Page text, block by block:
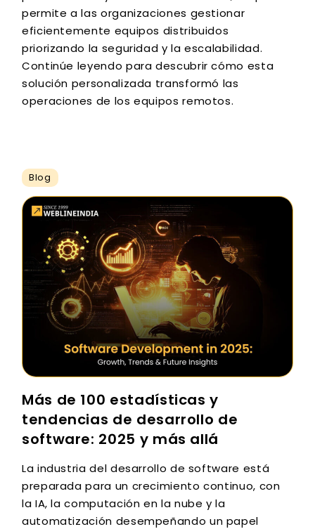
permite a las organizaciones gestionar
eficientemente equipos distribuidos
priorizando la seguridad y la escalabilidad.
Continúe leyendo para descubrir cómo esta
solución personalizada transformó las
operaciones de los equipos remotos.
Blog
Más de 100 estadísticas y
tendencias de desarrollo de
software: 2025 y más allá
La industria del desarrollo de software está
preparada para un crecimiento continuo, con
la IA, la computación en la nube y la
automatización desempeñando un papel